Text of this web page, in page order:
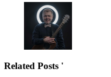
Related Posts '